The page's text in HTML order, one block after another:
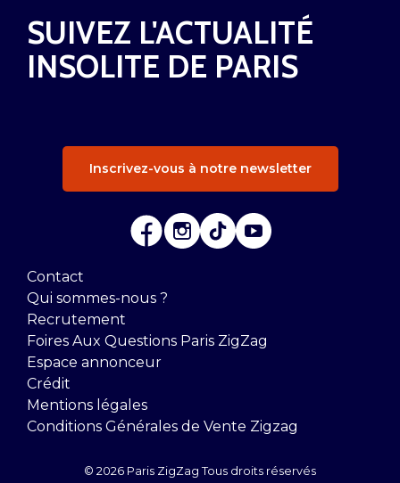
SUIVEZ L'ACTUALITÉ
INSOLITE DE PARIS
Inscrivez-vous à notre newsletter
Contact
Qui sommes-nous ?
Recrutement
Foires Aux Questions Paris ZigZag
Espace annonceur
Crédit
Mentions légales
Conditions Générales de Vente Zigzag
© 2026 Paris ZigZag Tous droits réservés